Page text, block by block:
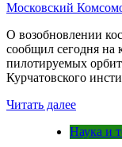
Московский
О возобновлении
сообщил сегодня
пилотируемых
Курчатовского
Читать далее
Наука и